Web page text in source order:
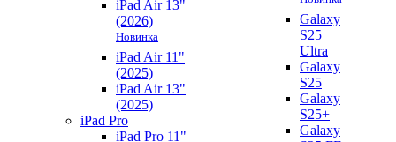
iPad Air 13"
(2026)
Новинка
iPad Air 11"
(2025)
iPad Air 13"
(2025)
iPad Pro
iPad Pro 11"
Galaxy
S25
Ultra
Galaxy
S25
Galaxy
S25+
Galaxy